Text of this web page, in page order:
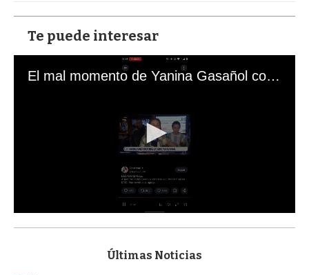
Te puede interesar
El mal momento de Yanina Gasañol con un hincha argentino en "Subrayado"
s
Últimas Noticias